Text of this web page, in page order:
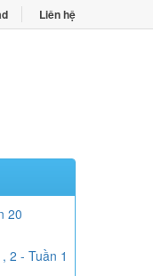
Liên hệ
20
2 - Tuần 1